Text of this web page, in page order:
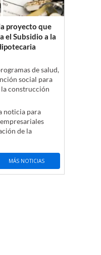
proyecto que
el Subsidio a la
de salud,
social para
construcción
noticia para
de la
MÁS NOTICIAS